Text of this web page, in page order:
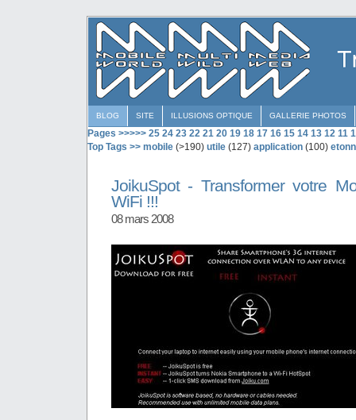
BLOG SITE ILLUSIONS OPTIQUE GALLERIE PHOTOS
Pages >>>>> 25 24 23 22 21 20 19 18 17 16 15 14 13 12 11
Top Tags >> mobile (>190) utile (127) application (100)
JoikuSpot - Transformer votre
WiFi !!!
08 mars 2008